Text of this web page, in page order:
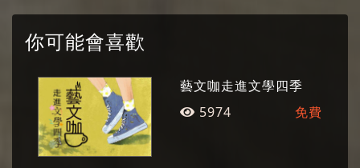
說不上來，每次要寫頭銜、身分跟職業總感到非
常困擾。暫時應該算是一流的吐槽家、二流的美
食家、三流的小說家跟不入流的史學家。
你可能會喜歡
藝文咖走進文學四季
5974
免費